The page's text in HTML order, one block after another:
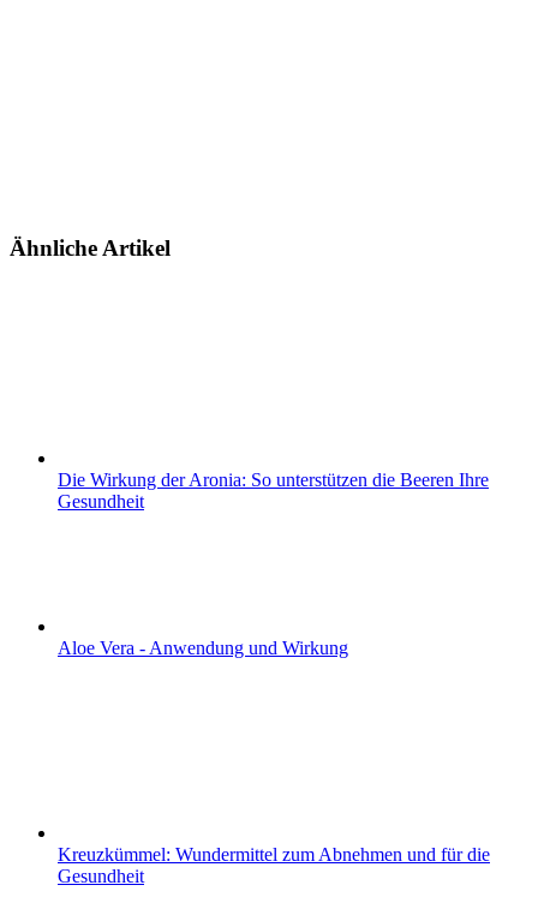
Ähnliche Artikel
Die Wirkung der Aronia: So unterstützen die Beeren Ihre
Gesundheit
Aloe Vera - Anwendung und Wirkung
Kreuzkümmel: Wundermittel zum Abnehmen und für die
Gesundheit